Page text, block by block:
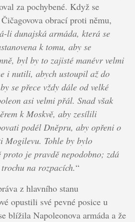
za pochybené. Když se
obrací proti němu,
li dunajská armáda, která se
k tomu, aby se
byl by to zajisté manévr velmi
i nutili, abych ustoupil až do
se přece vždy dále od velké
asi velmi přál. Snad však
k Moskvě, aby zesílili
podél Dněpru, aby opřeni o
Tohle by bylo
je pravdě nepodobno; zdá
na rozpacích.“
z hlavního stanu
opustili své pevné posice u
blížila Napoleonova armáda a že